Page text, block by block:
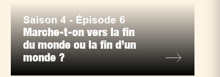
Saison 4 - Épisode 6
Marche-t-on vers la fin
du monde ou la fin d’un
monde ?